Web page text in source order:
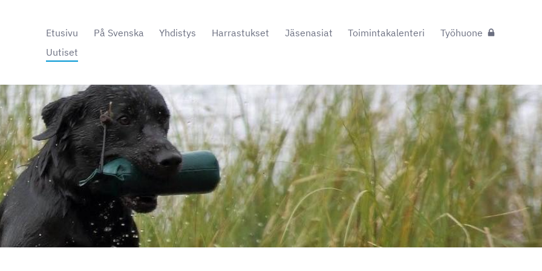
Etusivu På Svenska Yhdistys Harrastukset Jäsenasiat Toimintakalenteri
Työhuone
Uutiset